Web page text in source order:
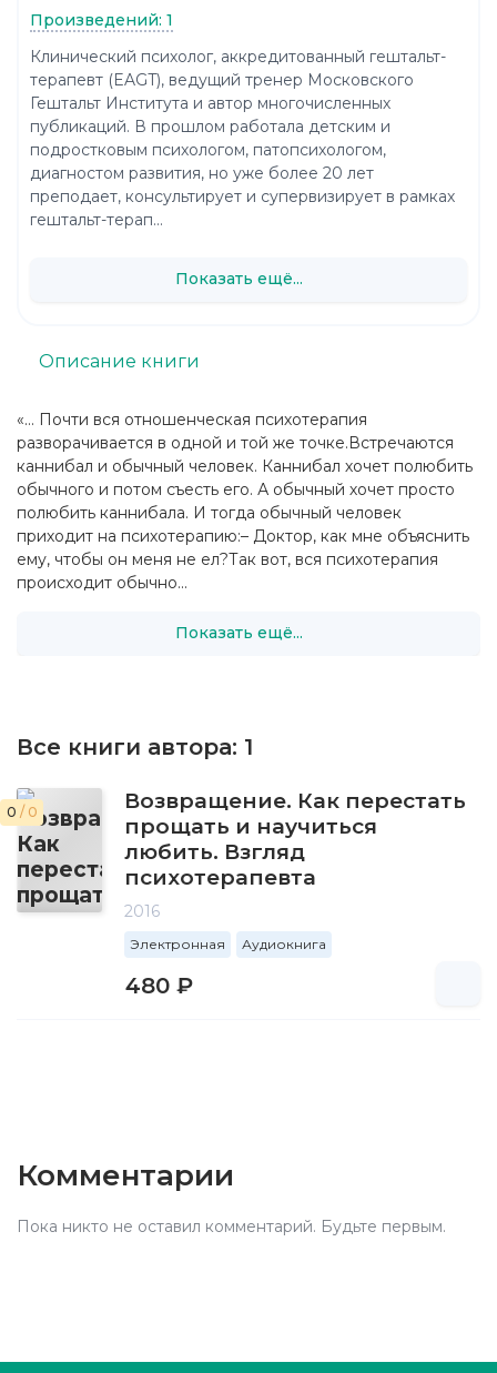
«… Почти вся отношенческая психотерапия
разворачивается в одной и той же точке.Встречаются
каннибал и обычный человек. Каннибал хочет полюбить
обычного и потом съесть его. А обычный хочет просто
полюбить каннибала. И тогда обычный человек
приходит на психотерапию:– Доктор, как мне объяснить
ему, чтобы он меня не ел?Так вот, вся психотерапия
происходит обычно...
Показать ещё...
Описание книги
Все книги автора: 1
0 / 0
Возвращение. Как перестать
прощать и научиться
любить. Взгляд
психотерапевта
2016
Электронная Аудиокнига
480 ₽
Произведений: 1
Клинический психолог, аккредитованный гештальт-
терапевт (EAGT), ведущий тренер Московского
Гештальт Института и автор многочисленных
публикаций. В прошлом работала детским и
подростковым психологом, патопсихологом,
диагностом развития, но уже более 20 лет
преподает, консультирует и супервизирует в рамках
гештальт-терап...
Показать ещё...
Комментарии
Пока никто не оставил комментарий. Будьте первым.